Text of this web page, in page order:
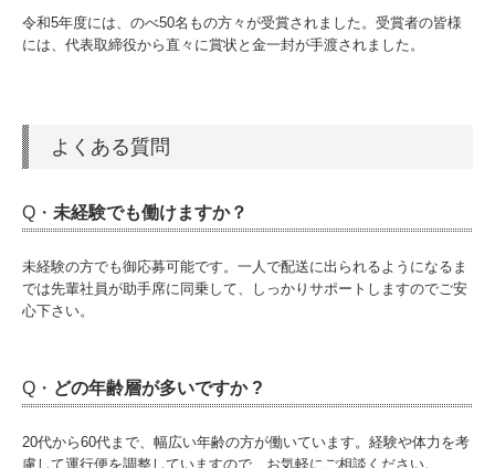
令和5年度には、のべ50名もの方々が受賞されました。受賞者の皆様
には、代表取締役から直々に賞状と金一封が手渡されました。
よくある質問
Q・ 未経験でも働けますか？
未経験の方でも御応募可能です。一人で配送に出られるようになるま
では先輩社員が助手席に同乗して、しっかりサポートしますのでご安
心下さい。
Q・ どの年齢層が多いですか ?
20代から60代まで、幅広い年齢の方が働いています。経験や体力を考
慮して運行便を調整していますので、お気軽にご相談ください。